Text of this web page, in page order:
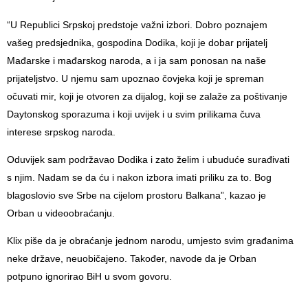
“U Republici Srpskoj predstoje važni izbori. Dobro poznajem
vašeg predsjednika, gospodina Dodika, koji je dobar prijatelj
Mađarske i mađarskog naroda, a i ja sam ponosan na naše
prijateljstvo. U njemu sam upoznao čovjeka koji je spreman
očuvati mir, koji je otvoren za dijalog, koji se zalaže za poštivanje
Daytonskog sporazuma i koji uvijek i u svim prilikama čuva
interese srpskog naroda.
Oduvijek sam podržavao Dodika i zato želim i ubuduće surađivati
s njim. Nadam se da ću i nakon izbora imati priliku za to. Bog
blagoslovio sve Srbe na cijelom prostoru Balkana”, kazao je
Orban u videoobraćanju.
Klix piše da je obraćanje jednom narodu, umjesto svim građanima
neke države, neuobičajeno. Također, navode da je Orban
potpuno ignorirao BiH u svom govoru.